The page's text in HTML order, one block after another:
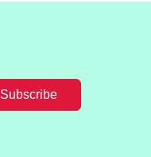
Subscribe